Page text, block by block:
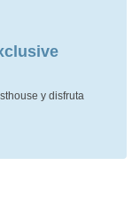
y disfruta